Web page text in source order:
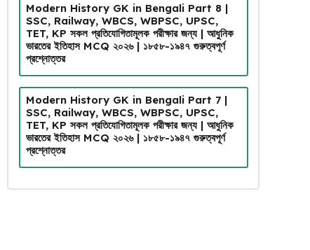
Modern History GK in Bengali Part 8 |
SSC, Railway, WBCS, WBPSC, UPSC,
TET, KP সকল প্রতিযোগিতামূলক পরীক্ষার জন্য | আধুনিক
ভারতের ইতিহাস MCQ ২০২৬ | ১৮৫৮-১৯৪৭ গুরুত্বপূর্ণ
প্রশ্নোত্তর
Modern History GK in Bengali Part 7 |
SSC, Railway, WBCS, WBPSC, UPSC,
TET, KP সকল প্রতিযোগিতামূলক পরীক্ষার জন্য | আধুনিক
ভারতের ইতিহাস MCQ ২০২৬ | ১৮৫৮-১৯৪৭ গুরুত্বপূর্ণ
প্রশ্নোত্তর